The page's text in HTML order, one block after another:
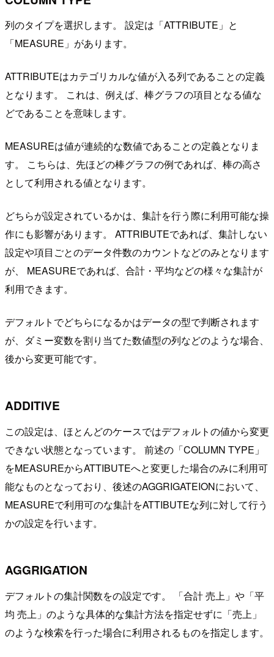
列のタイプを選択します。 設定は「ATTRIBUTE」と
「MEASURE」があります。
ATTRIBUTEはカテゴリカルな値が入る列であることの定義
となります。 これは、例えば、棒グラフの項目となる値な
どであることを意味します。
MEASUREは値が連続的な数値であることの定義となりま
す。 こちらは、先ほどの棒グラフの例であれば、棒の高さ
として利用される値となります。
どちらが設定されているかは、集計を行う際に利用可能な操
作にも影響があります。 ATTRIBUTEであれば、集計しない
設定や項目ごとのデータ件数のカウントなどのみとなります
が、 MEASUREであれば、合計・平均などの様々な集計が
利用できます。
デフォルトでどちらになるかはデータの型で判断されます
が、ダミー変数を割り当てた数値型の列などのような場合、
後から変更可能です。
ADDITIVE
この設定は、ほとんどのケースではデフォルトの値から変更
できない状態となっています。 前述の「COLUMN TYPE」
をMEASUREからATTIBUTEへと変更した場合のみに利用可
能なものとなっており、後述のAGGRIGATEIONにおいて、
MEASUREで利用可のな集計をATTIBUTEな列に対して行う
かの設定を行います。
AGGRIGATION
デフォルトの集計関数をの設定です。 「合計 売上」や「平
均 売上」のような具体的な集計方法を指定せずに「売上」
のような検索を行った場合に利用されるものを指定します。